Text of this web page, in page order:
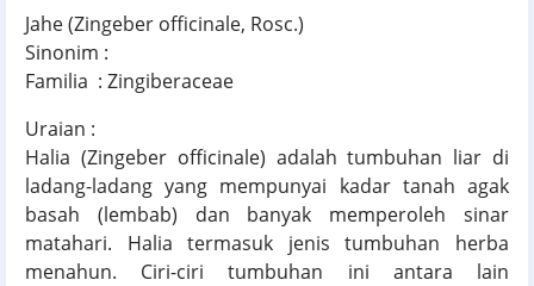
Jahe (Zingeber officinale, Rosc.)
Sinonim :
Familia : Zingiberaceae
Uraian :
Halia (Zingeber officinale) adalah tumbuhan liar di
ladang-ladang yang mempunyai kadar tanah agak
basah (lembab) dan banyak memperoleh sinar
matahari. Halia termasuk jenis tumbuhan herba
menahun. Ciri-ciri tumbuhan ini antara lain